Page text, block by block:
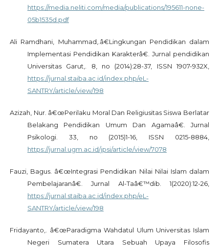
https://media.neliti.com/media/publications/195611-none-
05b1535d.pdf
Ali Ramdhani, Muhammad,.â€Lingkungan Pendidikan dalam
Implementasi Pendidikan Karakterâ€. Jurnal pendidikan
Universitas Garut,. 8, no (2014):28-37, ISSN 1907-932X,
https://jurnal.staiba.ac.id/index.php/eL-
SANTRY/article/view/198
Azizah, Nur. â€œPerilaku Moral Dan Religiusitas Siswa Berlatar
Belakang Pendidikan Umum Dan Agamaâ€. Jurnal
Psikologi. 33, no (2015)1-16, ISSN 0215-8884,
https://jurnal.ugm.ac.id/jpsi/article/view/7078
Fauzi, Bagus. â€œIntegrasi Pendidikan Nilai Nilai Islam dalam
Pembelajaranâ€. Jurnal Al-Taâ€™dib. 1(2020):12-26,
https://jurnal.staiba.ac.id/index.php/eL-
SANTRY/article/view/198
Fridayanto,. â€œParadigma Wahdatul Ulum Universitas Islam
Negeri Sumatera Utara Sebuah Upaya Filosofis